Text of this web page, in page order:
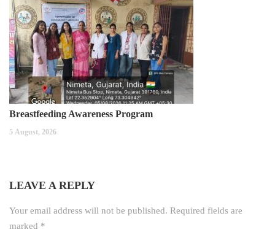
Breastfeeding Awareness Program
5 August, 2026
LEAVE A REPLY
Your email address will not be published. Required fields are
marked *